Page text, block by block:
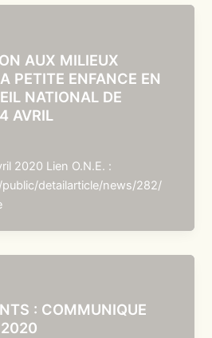
AUX MILIEUX
PETITE ENFANCE EN
NATIONAL DE
AVRIL
2020 Lien O.N.E. :
detailarticle/news/282/
: COMMUNIQUE